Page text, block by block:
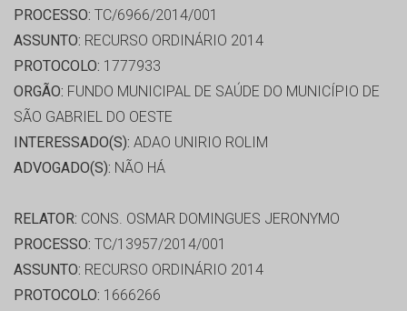
PROCESSO: TC/6966/2014/001
ASSUNTO: RECURSO ORDINÁRIO 2014
PROTOCOLO: 1777933
ORGÃO: FUNDO MUNICIPAL DE SAÚDE DO MUNICÍPIO DE
SÃO GABRIEL DO OESTE
INTERESSADO(S): ADAO UNIRIO ROLIM
ADVOGADO(S): NÃO HÁ
RELATOR: CONS. OSMAR DOMINGUES JERONYMO
PROCESSO: TC/13957/2014/001
ASSUNTO: RECURSO ORDINÁRIO 2014
PROTOCOLO: 1666266